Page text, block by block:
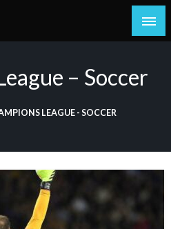
– Soccer
LEAGUE - SOCCER